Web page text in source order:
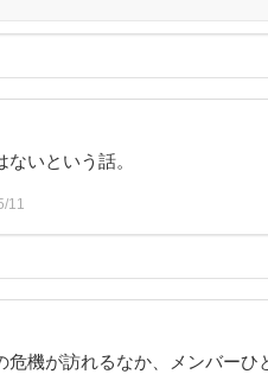
いという話。
11
機が訪れるなか、メンバーひ